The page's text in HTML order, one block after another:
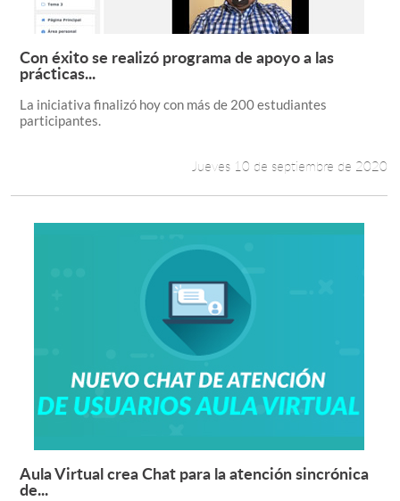
Leer más +
Con éxito se realizó programa de apoyo a las
prácticas...
La iniciativa finalizó hoy con más de 200 estudiantes
participantes.
Jueves 10 de septiembre de 2020
Leer más +
Aula Virtual crea Chat para la atención sincrónica
de...